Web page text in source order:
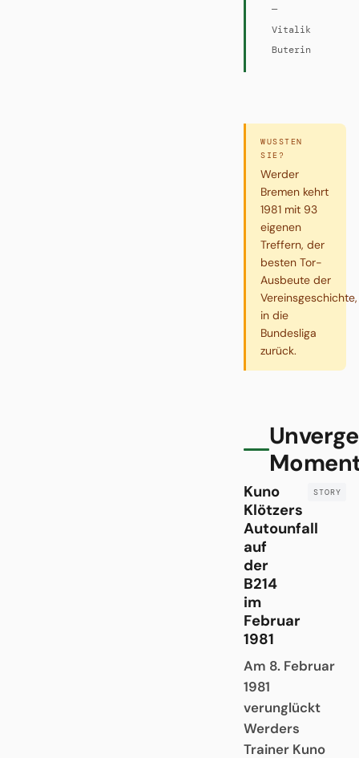
—
Vitalik
Buterin
WUSSTEN
SIE?
Werder
Bremen kehrt
1981 mit 93
eigenen
Treffern, der
besten Tor-
Ausbeute der
Vereinsgeschichte,
in die
Bundesliga
zurück.
Kuno
Klötzers
Autounfall
auf
der
B214
im
Februar
1981
Am 8. Februar
1981
verunglückt
Werders
Trainer Kuno